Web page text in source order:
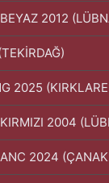
2012
2025
2004
2024